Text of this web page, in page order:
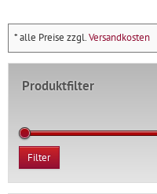
* alle Preise zzgl.Versandkosten
Produktfilter
Filter